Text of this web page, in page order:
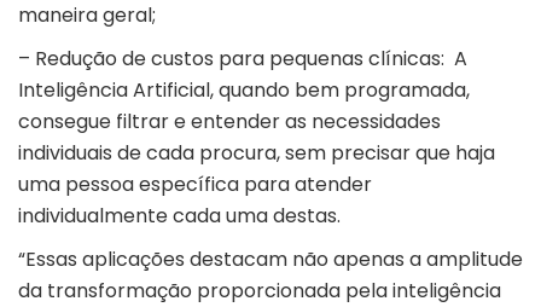
maneira geral;
– Redução de custos para pequenas clínicas: A
Inteligência Artificial, quando bem programada,
consegue filtrar e entender as necessidades
individuais de cada procura, sem precisar que haja
uma pessoa específica para atender
individualmente cada uma destas.
“Essas aplicações destacam não apenas a amplitude
da transformação proporcionada pela inteligência